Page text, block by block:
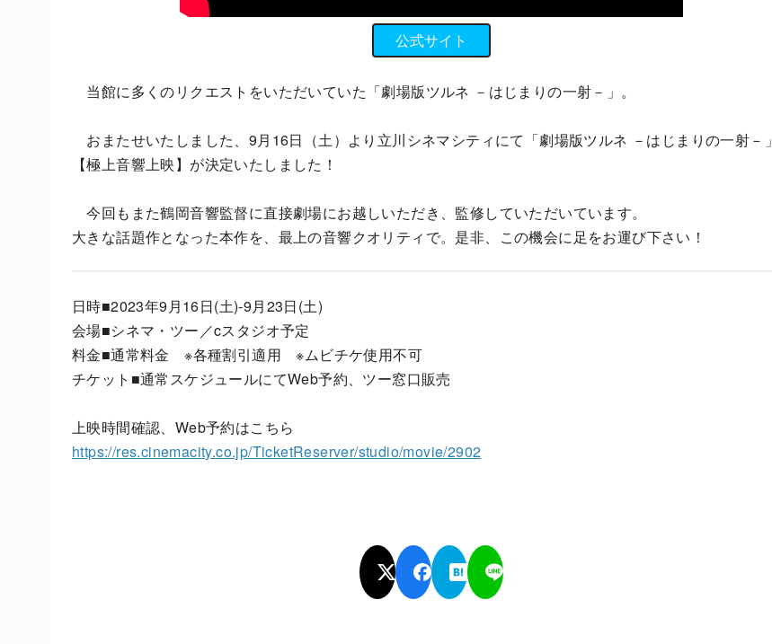
公式サイト
当館に多くのリクエストをいただいていた「劇場版ツルネ －はじまりの一射－」。
おまたせいたしました、9月16日（土）より立川シネマシティにて「劇場版ツルネ －はじまりの一射－」
【極上音響上映】が決定いたしました！
今回もまた鶴岡音響監督に直接劇場にお越しいただき、監修していただいています。
大きな話題作となった本作を、最上の音響クオリティで。是非、この機会に足をお運び下さい！
日時■2023年9月16日(土)-9月23日(土)
会場■シネマ・ツー／cスタジオ予定
料金■通常料金 ※各種割引適用 ※ムビチケ使用不可
チケット■通常スケジュールにてWeb予約、ツー窓口販売
上映時間確認、Web予約はこちら
https://res.cinemacity.co.jp/TicketReserver/studio/movie/2902